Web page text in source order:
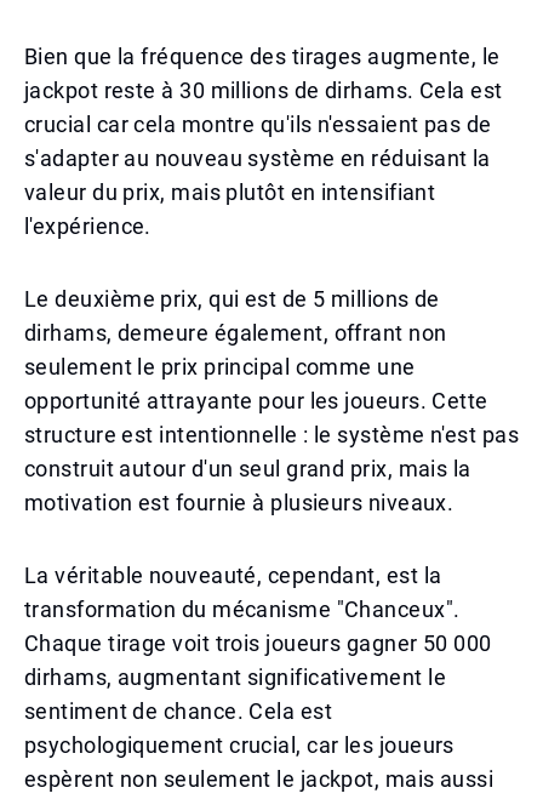
Bien que la fréquence des tirages augmente, le
jackpot reste à 30 millions de dirhams. Cela est
crucial car cela montre qu'ils n'essaient pas de
s'adapter au nouveau système en réduisant la
valeur du prix, mais plutôt en intensifiant
l'expérience.
Le deuxième prix, qui est de 5 millions de
dirhams, demeure également, offrant non
seulement le prix principal comme une
opportunité attrayante pour les joueurs. Cette
structure est intentionnelle : le système n'est pas
construit autour d'un seul grand prix, mais la
motivation est fournie à plusieurs niveaux.
La véritable nouveauté, cependant, est la
transformation du mécanisme "Chanceux".
Chaque tirage voit trois joueurs gagner 50 000
dirhams, augmentant significativement le
sentiment de chance. Cela est
psychologiquement crucial, car les joueurs
espèrent non seulement le jackpot, mais aussi